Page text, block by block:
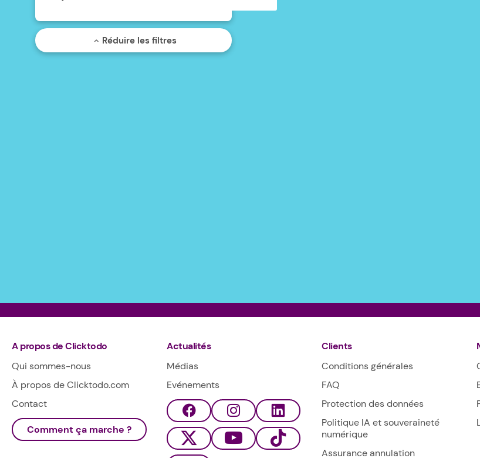
Réduire les filtres
A propos de Clicktodo
Qui sommes-nous
À propos de Clicktodo.com
Contact
Comment ça marche ?
Actualités
Médias
Evénements
Clients
Conditions générales
FAQ
Protection des données
Politique IA et souveraineté
numérique
Assurance annulation